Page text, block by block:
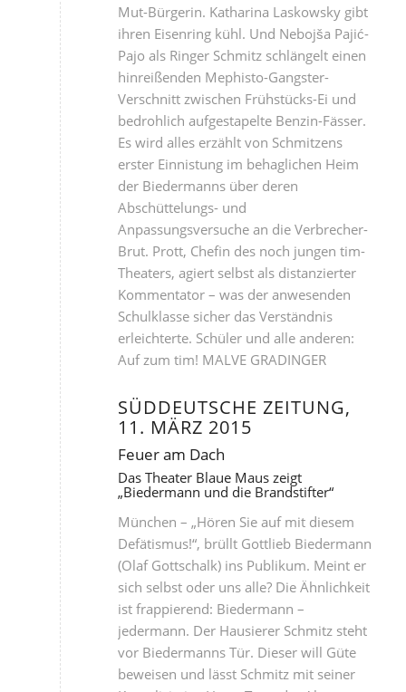
Mut-Bürgerin. Katharina Laskowsky gibt
ihren Eisenring kühl. Und Nebojša Pajić-
Pajo als Ringer Schmitz schlängelt einen
hinreißenden Mephisto-Gangster-
Verschnitt zwischen Frühstücks-Ei und
bedrohlich aufgestapelte Benzin-Fässer.
Es wird alles erzählt von Schmitzens
erster Einnistung im behaglichen Heim
der Biedermanns über deren
Abschüttelungs- und
Anpassungsversuche an die Verbrecher-
Brut. Prott, Chefin des noch jungen tim-
Theaters, agiert selbst als distanzierter
Kommentator – was der anwesenden
Schulklasse sicher das Verständnis
erleichterte. Schüler und alle anderen:
Auf zum tim! MALVE GRADINGER
SÜDDEUTSCHE ZEITUNG,
11. MÄRZ 2015
Feuer am Dach
Das Theater Blaue Maus zeigt
„Biedermann und die Brandstifter“
München – „Hören Sie auf mit diesem
Defätismus!“, brüllt Gottlieb Biedermann
(Olaf Gottschalk) ins Publikum. Meint er
sich selbst oder uns alle? Die Ähnlichkeit
ist frappierend: Biedermann –
jedermann. Der Hausierer Schmitz steht
vor Biedermanns Tür. Dieser will Güte
beweisen und lässt Schmitz mit seiner